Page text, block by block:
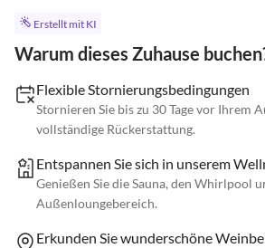
Erstellt mit KI
Warum dieses Zuhause
Flexible Stornierungsbedingungen
Stornieren Sie bis zu 30 Tage vor Ihrem
vollständige Rückerstattung.
Entspannen Sie sich in unserem
Genießen Sie die Sauna, den Whirlpool
Außenloungebereich.
Erkunden Sie wunderschöne